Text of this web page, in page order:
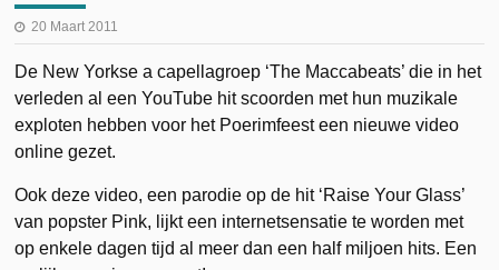
20 Maart 2011
De New Yorkse a capellagroep ‘The Maccabeats’ die in het
verleden al een YouTube hit scoorden met hun muzikale
exploten hebben voor het Poerimfeest een nieuwe video
online gezet.
Ook deze video, een parodie op de hit ‘Raise Your Glass’
van popster Pink, lijkt een internetsensatie te worden met
op enkele dagen tijd al meer dan een half miljoen hits. Een